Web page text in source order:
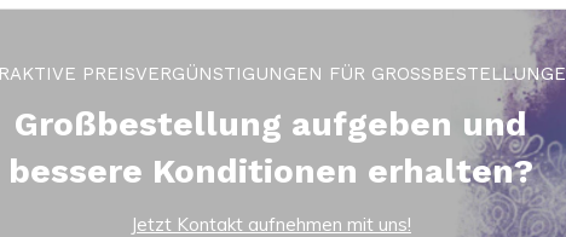
PREISVERGÜNSTIGUNGEN FÜR GROSSBESTELLUNGEN
Großbestellung aufgeben und
bessere Konditionen erhalten?
Jetzt Kontakt aufnehmen mit uns!